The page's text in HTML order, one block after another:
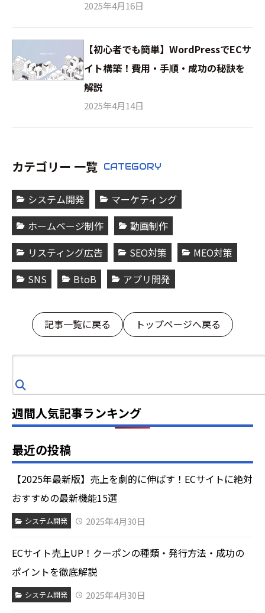
2025年4月16日
【初心者でも簡単】WordPressでECサ
イト構築！費用・手順・成功の秘訣を
解説
2025年4月14日
カテゴリー 一覧 CATEGORY
システム開発
マーケティング
ホームページ制作
動画制作
リスティング広告
SEO対策
MEO対策
SNS
BtoB アプリ開発
記事一覧に戻る トップページへ戻る
索
週間人気記事ランキング
最近の投稿
【2025年最新版】売上を劇的に伸ばす！ECサイトに絶対
おすすめの最新機能15選
システム開発 2025年4月30日
ECサイト売上UP！クーポンの種類・発行方法・成功の
ポイントを徹底解説
システム開発 2025年4月30日